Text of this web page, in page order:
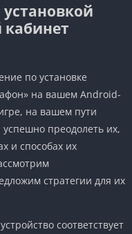
по установке
на вашем Android-
на вашем пути
успешно преодолеть их,
и способах их
стратегии для их
соответствует